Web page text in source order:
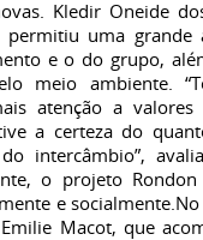
Kledir Oneide
uma grande
e o do grupo,
meio ambiente.
atenção a
a certeza do
intercâmbio”,
o projeto Rondon
e socialmente.No
Macot, que